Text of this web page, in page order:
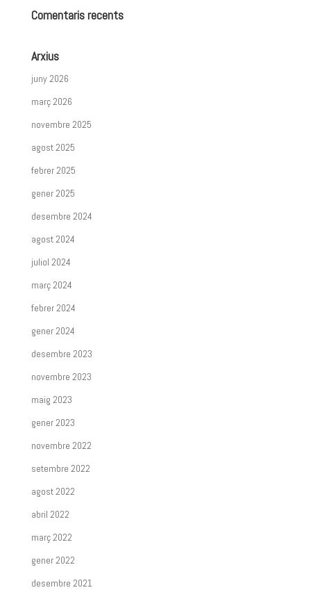
Comentaris recents
Arxius
juny 2026
març 2026
novembre 2025
agost 2025
febrer 2025
gener 2025
desembre 2024
agost 2024
juliol 2024
març 2024
febrer 2024
gener 2024
desembre 2023
novembre 2023
maig 2023
gener 2023
novembre 2022
setembre 2022
agost 2022
abril 2022
març 2022
gener 2022
desembre 2021